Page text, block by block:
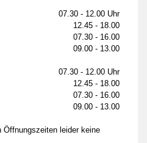
07.30 - 12.00 Uhr
12.45 - 18.00
07.30 - 16.00
09.00 - 13.00
07.30 - 12.00 Uhr
12.45 - 18.00
07.30 - 16.00
09.00 - 13.00
leider keine